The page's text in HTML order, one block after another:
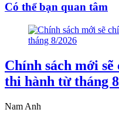
Có thể bạn quan tâm
Chính sách mới
thi hành từ tháng
Nam Anh